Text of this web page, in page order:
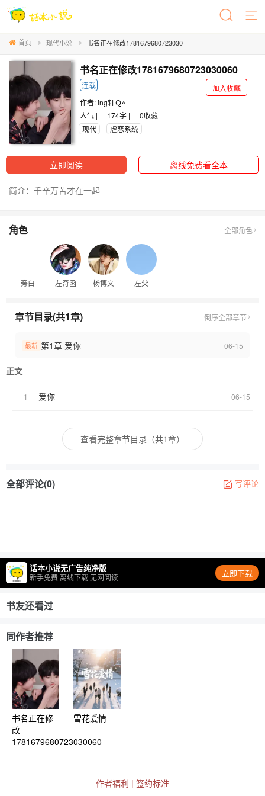
首页 现代小说 书名正在修改1781679680723030060
书名正在修改1781679680723030060
连载
加入收藏
作者:ing轩Ｑʷ
人气 |
174字 | 0收藏
现代
虐恋系统
立即阅读 离线免费看全本
简介：千辛万苦才在一起
角色 全部角色
旁白 左奇函 杨博文 左父
章节目录(共1章) 倒序全部章节
最新 第1章 爱你 06-15
正文
1 爱你 06-15
查看完整章节目录（共1章）
全部评论(0) 写评论
话本小说无广告纯净版
新手免费 离线下载 无网阅读 立即下载
书友还看过
同作者推荐
书名正在修
改
1781679680723030060
雪花爱情
作者福利 | 签约标准